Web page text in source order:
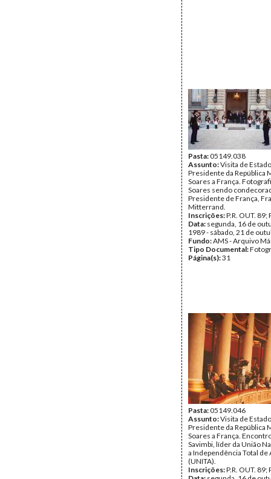
Pasta:05149.038
Assunto:Visita de
Presidente da República
Soares a França.
Soares sendo
Presidente de França,
Mitterrand.
Inscrições:P.R. OUT. 89;
Data: segunda, 16 de
1989 - sábado, 21 de
Fundo:AMS - Arquivo
Tipo Documental:
Página(s):31
Pasta:05149.046
Assunto:Visita de
Presidente da República
Soares a França.
Savimbi, líder da União
a Independência Total de
(UNITA).
Inscrições:P.R. OUT. 89;